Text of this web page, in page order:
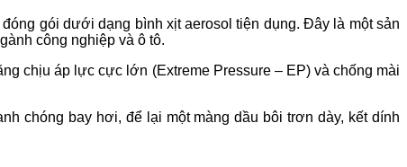
gói dưới dạng bình xịt aerosol tiện dụng. Đây là một sản
công nghiệp và ô tô.
chịu áp lực cực lớn (Extreme Pressure – EP) và chống mài
chóng bay hơi, để lại một màng dầu bôi trơn dày, kết dính